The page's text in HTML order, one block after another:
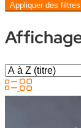
Appliquer des filtres